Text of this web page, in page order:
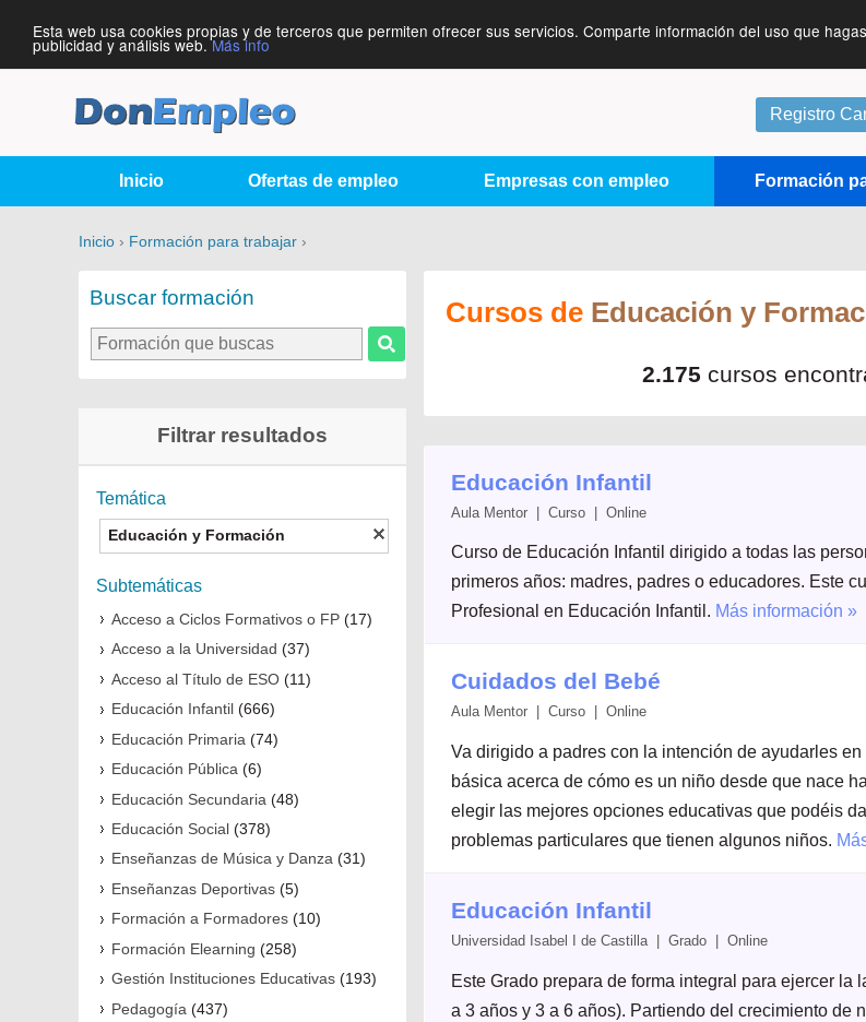
Esta web usa cookies propias y de terceros que permiten ofrecer sus servicios. Comparte información del uso que
publicidad y análisis web.Más info
Registro
Inicio Ofertas de empleo Empresas con empleo Formación
Inicio › Formación para trabajar ›
Buscar formación
Filtrar resultados
Temática
Educación y Formación
Subtemáticas
Acceso a Ciclos Formativos o FP(17)
Acceso a la Universidad (37)
Acceso al Título de ESO(11)
Educación Infantil (666)
Educación Primaria (74)
Educación Pública(6)
Educación Secundaria(48)
Educación Social (378)
Enseñanzas de Música y Danza(31)
Enseñanzas Deportivas(5)
Formación a Formadores(10)
Formación Elearning (258)
Gestión Instituciones Educativas(193)
Pedagogía(437)
Cursos de Educación y
2.175 cursos
Educación Infantil
Aula Mentor | Curso | Online
Curso de Educación Infantil dirigido a todas las
primeros años: madres, padres o educadores. Este
Profesional en Educación Infantil. Más información »
Cuidados del Bebé
Aula Mentor | Curso | Online
Va dirigido a padres con la intención de ayudarles
básica acerca de cómo es un niño desde que nace
elegir las mejores opciones educativas que podéis
problemas particulares que tienen algunos niños.
Educación Infantil
Universidad Isabel I de Castilla | Grado | Online
Este Grado prepara de forma integral para ejercer
a 3 años y 3 a 6 años). Partiendo del crecimiento de